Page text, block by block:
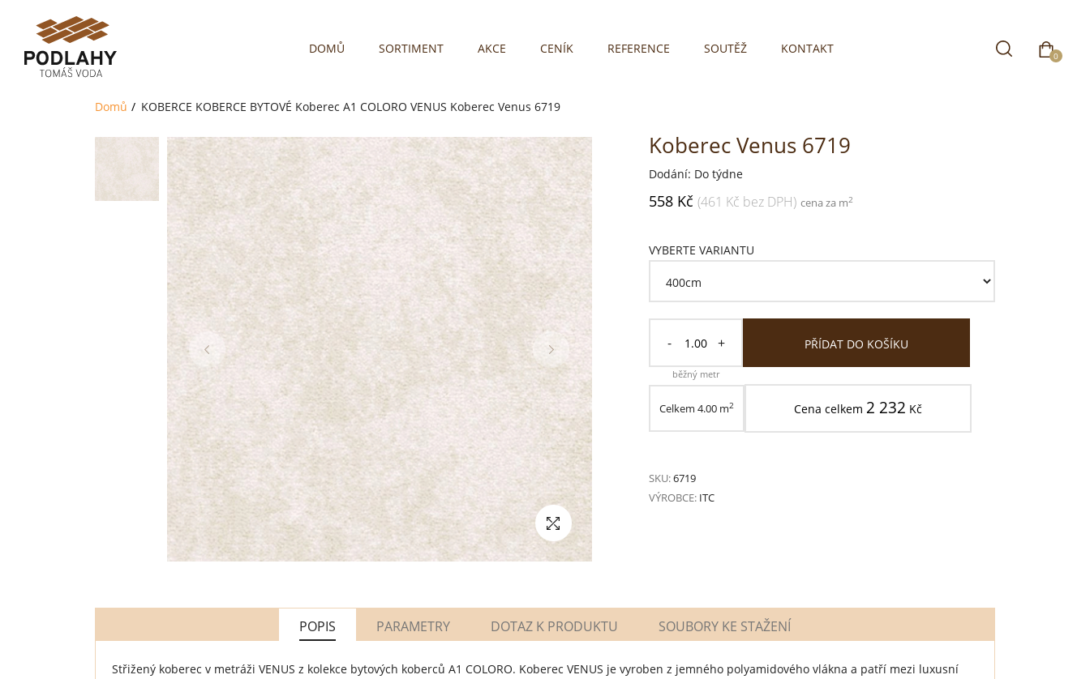
DOMŮ SORTIMENT AKCE CENÍK REFERENCE SOUTĚŽ KONTAKT 0
Domů KOBERCE KOBERCE BYTOVÉ Koberec A1 COLORO VENUS Koberec Venus 6719
Koberec Venus 6719
Dodání: Do týdne
558 Kč (461 Kč bez DPH) cena za m2
VYBERTE VARIANTU
- +
běžný metr
PŘÍDAT DO KOŠÍKU
Celkem 4.00m2 Cena celkem 2 232 Kč
SKU:6719
VÝROBCE: ITC
POPIS PARAMETRY DOTAZ K PRODUKTU SOUBORY KE STAŽENÍ
Střižený koberec v metráži VENUS z kolekce bytových koberců A1 COLORO. Koberec VENUS je vyroben z jemného polyamidového vlákna a patří mezi luxusní